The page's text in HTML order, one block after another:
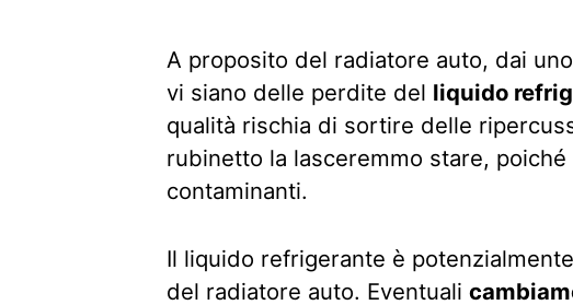
A proposito del radiatore auto, dai
vi siano delle perdite del liquido
qualità rischia di sortire delle
rubinetto la lasceremmo stare,
contaminanti.
Il liquido refrigerante è
del radiatore auto. Eventuali